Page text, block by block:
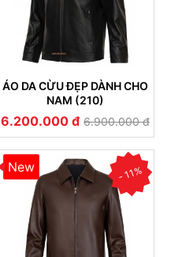
ÁO DA CỪU ĐẸP DÀNH CHO
NAM (210)
6.200.000 đ 6.900.000 đ
New - 11%